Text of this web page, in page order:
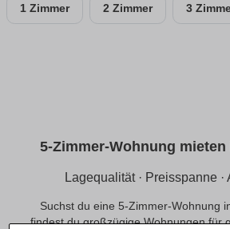
1 Zimmer 2 Zimmer 3
5-Zimmer-Wohnung
Lagequalität · Preisspanne ·
Suchst du eine 5-Zimmer-Wohnung
findest du großzügige Wohnungen für